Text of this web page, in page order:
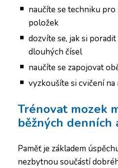
naučíte se techniku pro
položek
dozvíte se, jak si
dlouhých čísel
naučíte se zapojovat
vyzkoušíte si cvičení
Trénovat mozek
běžných denních
Paměť je základem
nezbytnou součástí